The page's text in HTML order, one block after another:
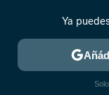
ESTRENOS
Ya